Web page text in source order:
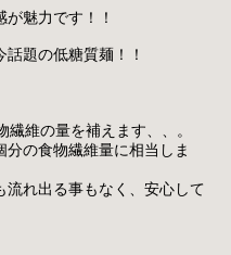
魅力です！！
題の低糖質麺！！
維の量を補えます、、。
の食物繊維量に相当しま
れ出る事もなく、安心して